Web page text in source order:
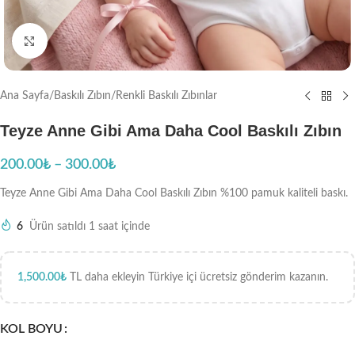
Büyütmek için tıklayın
Ana Sayfa/ Baskılı Zıbın/ Renkli Baskılı Zıbınlar
Teyze Anne Gibi Ama Daha Cool Baskılı Zıbın
200.00₺ – 300.00₺
Teyze Anne Gibi Ama Daha Cool Baskılı Zıbın %100 pamuk kaliteli baskı.
6 Ürün satıldı 1 saat içinde
1,500.00₺ TL daha ekleyin Türkiye içi ücretsiz gönderim kazanın.
KOL BOYU